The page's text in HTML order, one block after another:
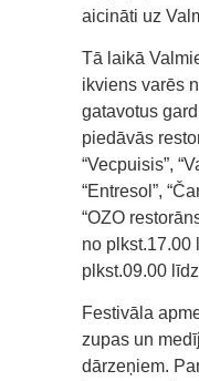
aicināti uz
Tā laikā
ikviens varēs
gatavotus
piedāvās
“Vecpuisis”,
“Entresol”,
“OZO
no plkst.17.00
plkst.09.00
Festivāla
zupas un
dārzeņiem.